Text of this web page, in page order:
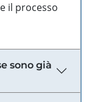
il processo
sono già